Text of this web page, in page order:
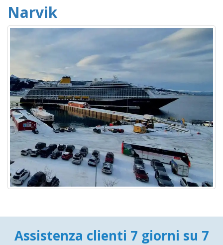
Narvik
Assistenza clienti 7 giorni su 7